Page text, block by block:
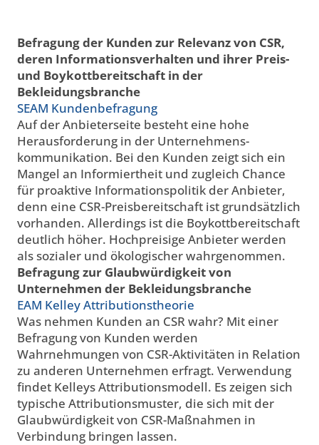
Befragung der Kunden zur Relevanz von CSR,
deren Informationsverhalten und ihrer Preis-
und Boykottbereitschaft in der
Bekleidungsbranche
SEAM Kundenbefragung
Auf der Anbieterseite besteht eine hohe
Herausforderung in der Unternehmens-
kommunikation. Bei den Kunden zeigt sich ein
Mangel an Informiertheit und zugleich Chance
für proaktive Informationspolitik der Anbieter,
denn eine CSR-Preisbereitschaft ist grundsätzlich
vorhanden. Allerdings ist die Boykottbereitschaft
deutlich höher. Hochpreisige Anbieter werden
als sozialer und ökologischer wahrgenommen.
Befragung zur Glaubwürdigkeit von
Unternehmen der Bekleidungsbranche
EAM Kelley Attributionstheorie
Was nehmen Kunden an CSR wahr? Mit einer
Befragung von Kunden werden
Wahrnehmungen von CSR-Aktivitäten in Relation
zu anderen Unternehmen erfragt. Verwendung
findet Kelleys Attributionsmodell. Es zeigen sich
typische Attributionsmuster, die sich mit der
Glaubwürdigkeit von CSR-Maßnahmen in
Verbindung bringen lassen.